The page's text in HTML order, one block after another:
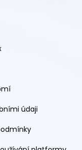
údaji